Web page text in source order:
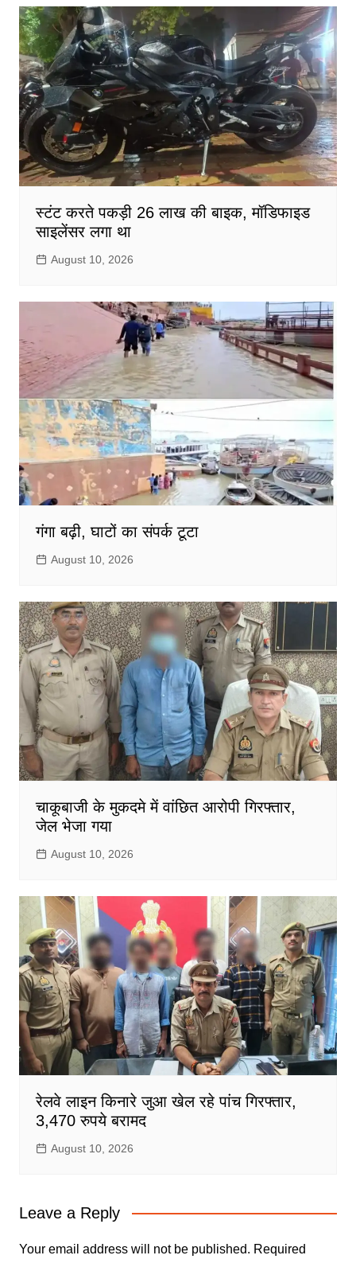
स्टंट करते पकड़ी 26 लाख की बाइक, मॉडिफाइड
साइलेंसर लगा था
August 10, 2026
गंगा बढ़ी, घाटों का संपर्क टूटा
August 10, 2026
चाकूबाजी के मुकदमे में वांछित आरोपी गिरफ्तार,
जेल भेजा गया
August 10, 2026
रेलवे लाइन किनारे जुआ खेल रहे पांच गिरफ्तार,
3,470 रुपये बरामद
August 10, 2026
Leave a Reply
Your email address will not be published. Required